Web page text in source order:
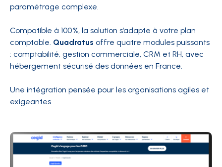
paramétrage complexe.
Compatible à 100 %, la solution s’adapte à votre plan
comptable. Quadratus offre quatre modules puissants
: comptabilité, gestion commerciale, CRM et RH, avec
hébergement sécurisé des données en France.
Une intégration pensée pour les organisations agiles et
exigeantes.